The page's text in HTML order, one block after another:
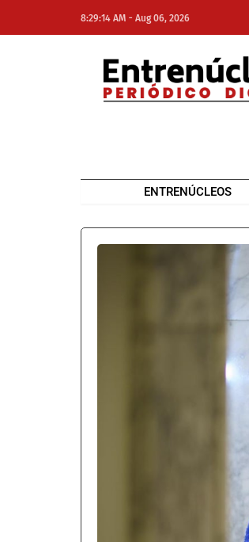
8:29:14 AM - Aug 06, 2026
ENTRENÚCLEOS